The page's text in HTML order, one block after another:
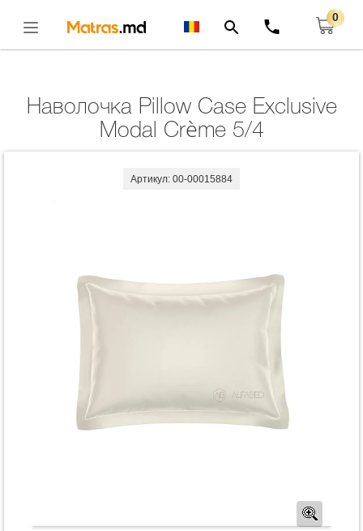
0
Наволочка Pillow Case Exclusive Modal Crème 5/4
Наволочка Pillow Case Exclusive
Modal Crème 5/4
Артикул: 00-00015884